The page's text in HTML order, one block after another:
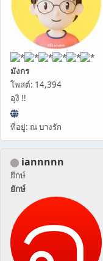
มังกร
โพสต์: 14,394
อุงิ !!
ที่อยู่: ณ บางรัก
iannnnn
ยึกษ์
ยักษ์